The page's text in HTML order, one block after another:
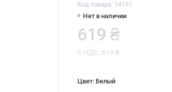
Код товара: 14191
Нет в наличии
619 ₴
С НДС: 619 ₴
Цвет: Белый